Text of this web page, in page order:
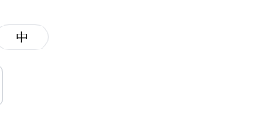
中